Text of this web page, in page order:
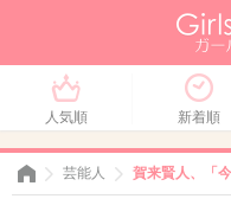
人気順 新着順
芸能人 賀来賢人、「